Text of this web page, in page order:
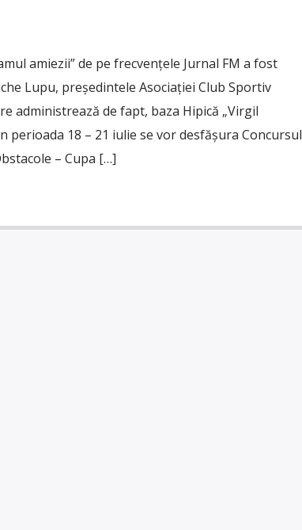
amiezii” de pe frecvențele Jurnal FM a fost
Lupu, președintele Asociației Club Sportiv
administrează de fapt, baza Hipică „Virgil
perioada 18 – 21 iulie se vor desfășura Concursul
– Cupa […]